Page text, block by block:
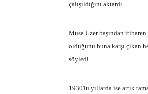
çalışıldığını aktardı.
Musa Üzer başından
olduğunu buna karşı çıkan
söyledi.
1930'lu yıllarda ise artık